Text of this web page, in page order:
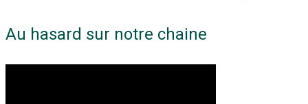
Au hasard sur notre chaine